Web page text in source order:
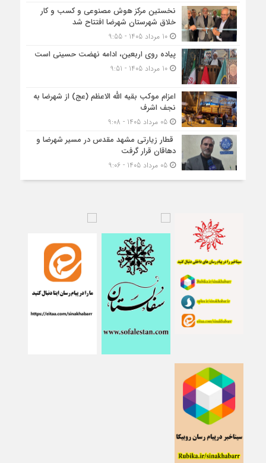
نخستین مرکز هوش مصنوعی و کسب‌ و کار
خلاق شهرستان شهرضا افتتاح شد
10 مرداد 1405 - 9:55
پیاده روی اربعین، ادامه نهضت حسینی است
10 مرداد 1405 - 9:51
اعزام موکب بقیه الله الاعظم (عج) از شهرضا به
نجف اشرف
05 مرداد 1405 - 9:08
قطار زیارتی مشهد مقدس در مسیر شهرضا و
دهاقان قرار گرفت
05 مرداد 1405 - 9:06